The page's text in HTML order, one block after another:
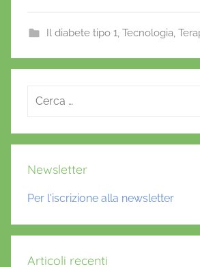
n
f
b
o
o
k
A
p
p
st
Il diabete tipo 1, Tecnologia,
Ricerca
Newsletter
Per l'iscrizione alla newsletter
Articoli recenti